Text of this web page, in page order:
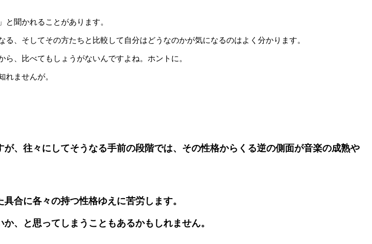
聞かれることがあります。
、そしてその方たちと比較して自分はどうなのかが気になるのはよく分かります。
、比べてもしょうがないんですよね。ホントに。
ませんが。
、往々にしてそうなる手前の段階では、その性格からくる逆の側面が音楽の成熟や
合に各々の持つ性格ゆえに苦労します。
、と思ってしまうこともあるかもしれません。